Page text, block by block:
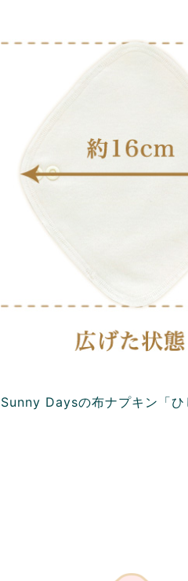
Sunny Daysの布ナプキン「ひ